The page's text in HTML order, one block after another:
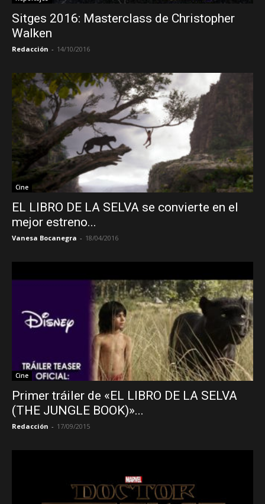
Sitges 2016: Masterclass de Christopher
Walken
Redacción - 14/10/2016
Cine
EL LIBRO DE LA SELVA se convierte en el
mejor estreno...
Vanesa Bocanegra - 18/04/2016
Cine
Primer tráiler de «EL LIBRO DE LA SELVA
(THE JUNGLE BOOK)»...
Redacción - 17/09/2015